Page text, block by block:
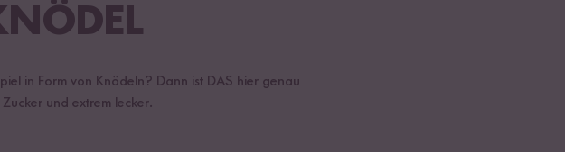
in Form von Knödeln? Dann ist DAS hier genau
und extrem lecker.